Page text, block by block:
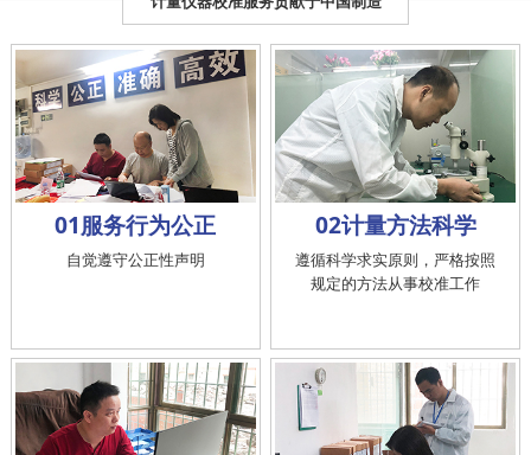
01服务行为公正
自觉遵守公正性声明
02计量方法科学
遵循科学求实原则，严格按照
规定的方法从事校准工作